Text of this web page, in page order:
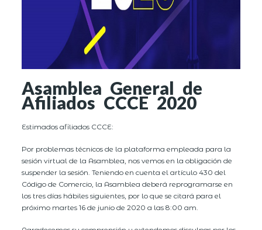
Asamblea General de
Afiliados CCCE 2020
Estimados afiliados CCCE:
Por problemas técnicos de la plataforma empleada para la
sesión virtual de la Asamblea, nos vemos en la obligación de
suspender la sesión. Teniendo en cuenta el artículo 430 del
Código de Comercio, la Asamblea deberá reprogramarse en
los tres días hábiles siguientes, por lo que se citará para el
próximo martes 16 de junio de 2020 a las 8:00 am.